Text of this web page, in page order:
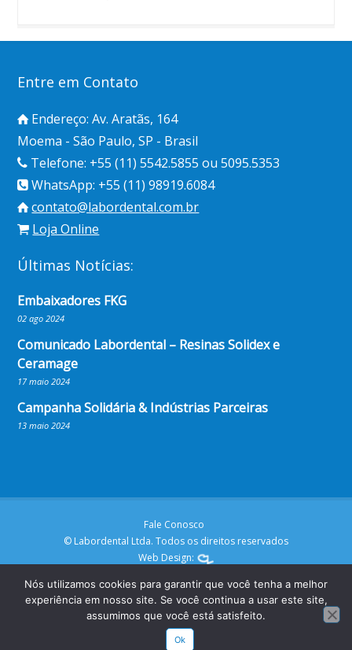
Entre em Contato
Endereço: Av. Aratãs, 164
Moema - São Paulo, SP - Brasil
Telefone: +55 (11) 5542.5855 ou 5095.5353
WhatsApp: +55 (11) 98919.6084
contato@labordental.com.br
Loja Online
Últimas Notícias:
Embaixadores FKG
02 ago 2024
Comunicado Labordental – Resinas Solidex e
Ceramage
17 maio 2024
Campanha Solidária & Indústrias Parceiras
13 maio 2024
Fale Conosco
© Labordental Ltda. Todos os direitos reservados
Web Design:
Nós utilizamos cookies para garantir que você tenha a melhor
experiência em nosso site. Se você continua a usar este site,
assumimos que você está satisfeito.
Ok